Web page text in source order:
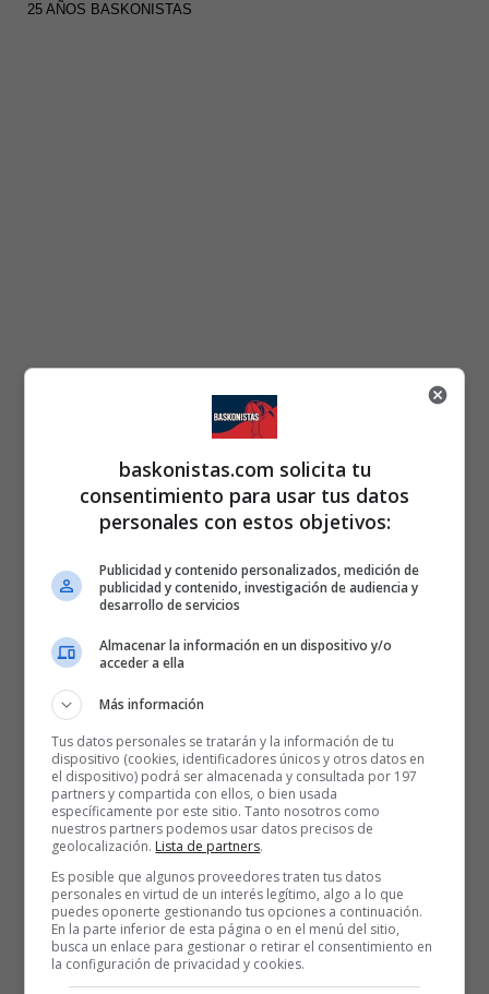
25 AÑOS BASKONISTAS
baskonistas.com solicita tu
consentimiento para usar tus datos
personales con estos objetivos:
Publicidad y contenido personalizados, medición de
publicidad y contenido, investigación de audiencia y
desarrollo de servicios
Almacenar la información en un dispositivo y/o
acceder a ella
Más información
Tus datos personales se tratarán y la información de tu
dispositivo (cookies, identificadores únicos y otros datos en
el dispositivo) podrá ser almacenada y consultada por 197
partners y compartida con ellos, o bien usada
específicamente por este sitio. Tanto nosotros como
nuestros partners podemos usar datos precisos de
geolocalización. Lista de partners.
Es posible que algunos proveedores traten tus datos
personales en virtud de un interés legítimo, algo a lo que
puedes oponerte gestionando tus opciones a continuación.
En la parte inferior de esta página o en el menú del sitio,
busca un enlace para gestionar o retirar el consentimiento en
la configuración de privacidad y cookies.